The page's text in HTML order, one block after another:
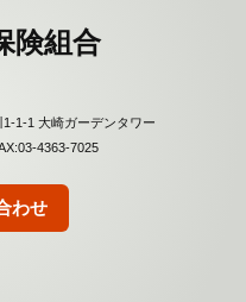
険組合
1-1 大崎ガーデンタワー
4363-7025
わせ